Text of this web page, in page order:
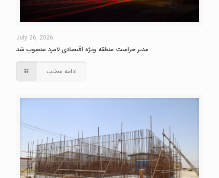
July 26, 2026
مدیر حراست منطقه ویژه اقتصادی لامرد منصوب شد
ادامه مطلب